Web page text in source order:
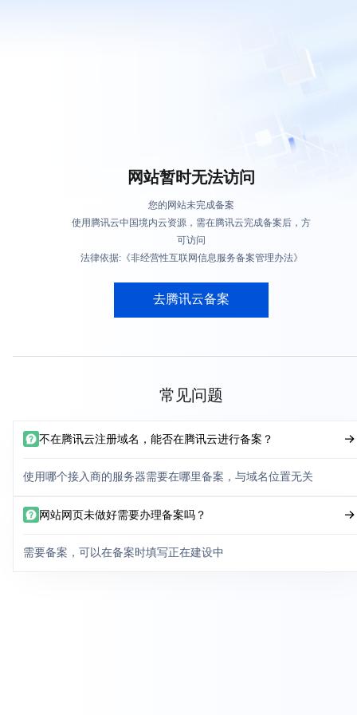
网站暂时无法访问
您的网站未完成备案
使用腾讯云中国境内云资源，需在腾讯云完成备案后，方
可访问
法律依据:《非经营性互联网信息服务备案管理办法》
去腾讯云备案
常见问题
不在腾讯云注册域名，能否在腾讯云进行备案？
使用哪个接入商的服务器需要在哪里备案，与域名位置无关
网站网页未做好需要办理备案吗？
需要备案，可以在备案时填写正在建设中